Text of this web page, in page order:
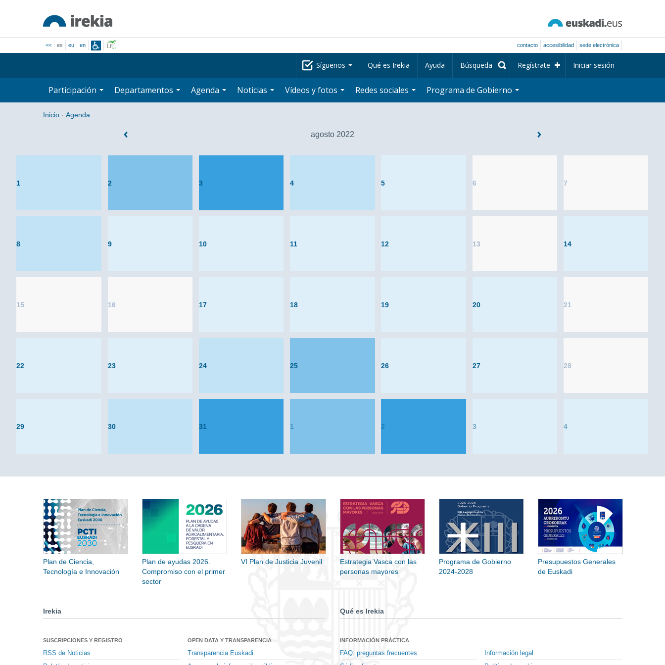
<< es eu en contacto accesibilidad sede electrónica
Síguenos Qué es Irekia Ayuda Búsqueda Regístrate Iniciar sesión
Participación Departamentos Agenda Noticias Vídeos y fotos Redes sociales Programa de Gobierno
Inicio · Agenda
agosto 2022
1 2 3 4 5 6 7
8 9 10 11 12 13 14
15 16 17 18 19 20 21
22 23 24 25 26 27 28
29 30 31 1 2 3 4
Plan de Ciencia,
Tecnología e Innovación
Plan de ayudas 2026.
Compromiso con el primer
sector
VI Plan de Justicia Juvenil
Estrategia Vasca con las
personas mayores
Programa de Gobierno
2024-2028
Presupuestos Generales
de Euskadi
Irekia
SUSCRIPCIONES Y REGISTRO
RSS de Noticias
OPEN DATA Y TRANSPARENCIA
Transparencia Euskadi
Qué es Irekia
INFORMACIÓN PRÁCTICA
FAQ: preguntas frecuentes
Información legal